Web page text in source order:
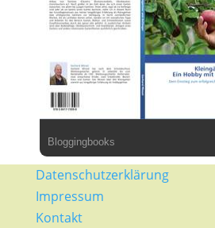
Bloggingbooks
Datenschutzerklärung
Impressum
Kontakt